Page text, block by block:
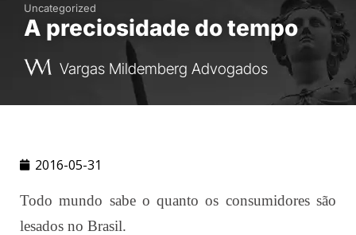
Uncategorized
A preciosidade do tempo
Vargas Mildemberg Advogados
2016-05-31
Todo mundo sabe o quanto os consumidores são
lesados no Brasil.